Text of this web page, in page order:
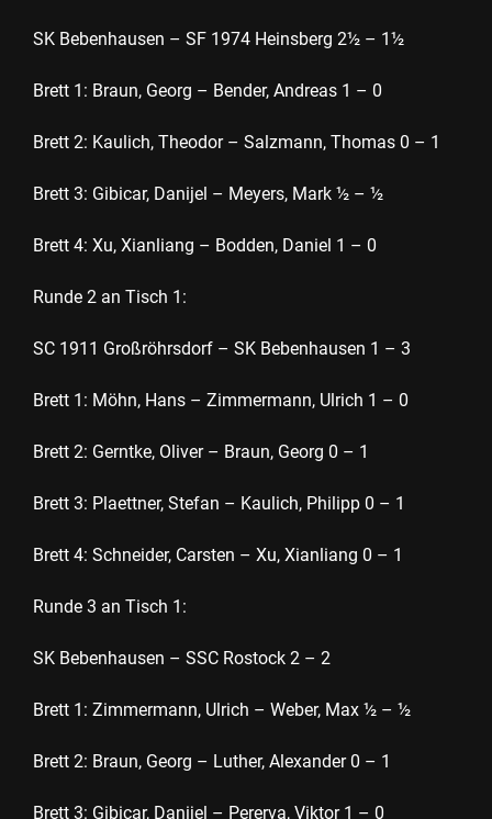
SK Bebenhausen – SF 1974 Heinsberg 2½ – 1½
Brett 1: Braun, Georg – Bender, Andreas 1 – 0
Brett 2: Kaulich, Theodor – Salzmann, Thomas 0 – 1
Brett 3: Gibicar, Danijel – Meyers, Mark ½ – ½
Brett 4: Xu, Xianliang – Bodden, Daniel 1 – 0
Runde 2 an Tisch 1:
SC 1911 Großröhrsdorf – SK Bebenhausen 1 – 3
Brett 1: Möhn, Hans – Zimmermann, Ulrich 1 – 0
Brett 2: Gerntke, Oliver – Braun, Georg 0 – 1
Brett 3: Plaettner, Stefan – Kaulich, Philipp 0 – 1
Brett 4: Schneider, Carsten – Xu, Xianliang 0 – 1
Runde 3 an Tisch 1:
SK Bebenhausen – SSC Rostock 2 – 2
Brett 1: Zimmermann, Ulrich – Weber, Max ½ – ½
Brett 2: Braun, Georg – Luther, Alexander 0 – 1
Brett 3: Gibicar, Danijel – Pererva, Viktor 1 – 0